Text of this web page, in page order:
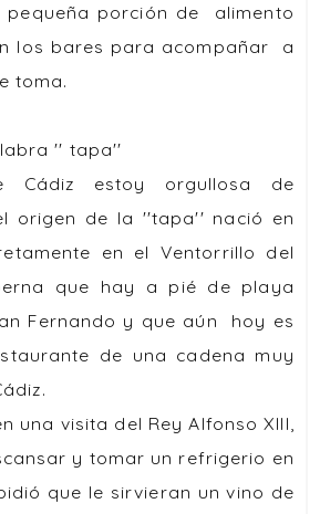
pequeña porción de alimento
los bares para acompañar a
toma.
'' tapa''
Cádiz estoy orgullosa de
origen de la ''tapa'' nació en
en el Ventorrillo del
que hay a pié de playa
Fernando y que aún hoy es
de una cadena muy
una visita del Rey Alfonso XIII,
y tomar un refrigerio en
que le sirvieran unvino de